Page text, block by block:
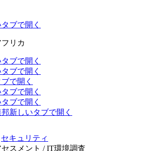
ブで開く
リカ
ブで開く
ブで開く
で開く
ブで開く
ブで開く
新しいタブで開く
セキュリティ
スメント / IT環境調査